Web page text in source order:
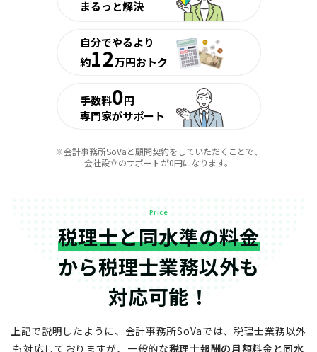
まるっと解決
自分でやるより
約12万円おトク
手数料0円
専門家がサポート
※会計事務所SoVaと顧問契約をしていただくことで、
会社設立のサポートが0円になります。
Price
税理士と同水準の料金
から税理士業務以外も
対応可能！
上記で説明したように、会計事務所SoVaでは、税理士業務以外
も対応しておりますが、 一般的な税理士報酬の月額料金と同水